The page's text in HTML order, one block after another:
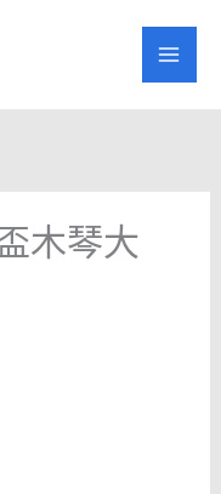
木琴大